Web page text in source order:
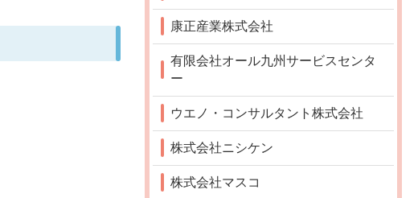
康正産業株式会社
有限会社オール九州サービスセンタ
ー
ウエノ・コンサルタント株式会社
株式会社ニシケン
株式会社マスコ